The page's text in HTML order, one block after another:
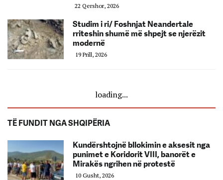
22 Qershor, 2026
Studim i ri/ Foshnjat Neandertale
rriteshin shumë më shpejt se njerëzit
modernë
19 Prill, 2026
loading...
TË FUNDIT NGA SHQIPËRIA
Kundërshtojnë bllokimin e aksesit nga
punimet e Koridorit VIII, banorët e
Mirakës ngrihen në protestë
10 Gusht, 2026